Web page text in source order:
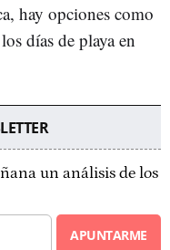
hay opciones como
días de playa en
un análisis de los
APUNTARME